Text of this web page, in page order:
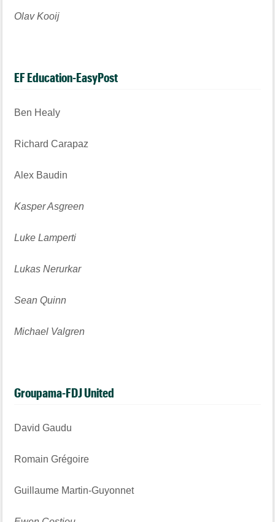
Olav Kooij
EF Education-EasyPost
Ben Healy
Richard Carapaz
Alex Baudin
Kasper Asgreen
Luke Lamperti
Lukas Nerurkar
Sean Quinn
Michael Valgren
Groupama-FDJ United
David Gaudu
Romain Grégoire
Guillaume Martin-Guyonnet